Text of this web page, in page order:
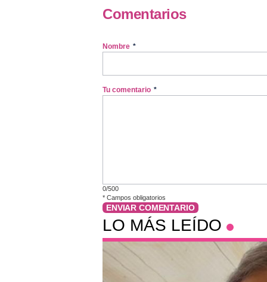
Comentarios
Nombre *
Tu comentario *
0/500
* Campos obligatorios
ENVIAR COMENTARIO
LO MÁS LEÍDO